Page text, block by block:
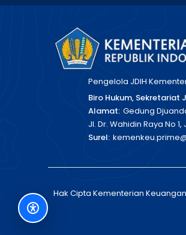
Pengelola JDIH
Biro Hukum, Sekretariat
Alamat: Gedung
Jl. Dr. Wahidin Raya No
Surel:
Hak Cipta Kementerian